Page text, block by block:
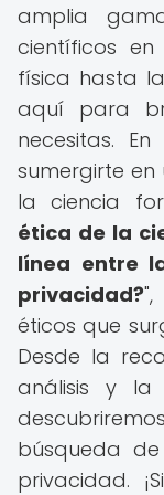
amplia
científicos en
física hasta
aquí para
necesitas.
sumergirte
la ciencia
ética de la
línea entre
privacidad?
éticos que
Desde la
análisis y la
búsqueda
privacidad.